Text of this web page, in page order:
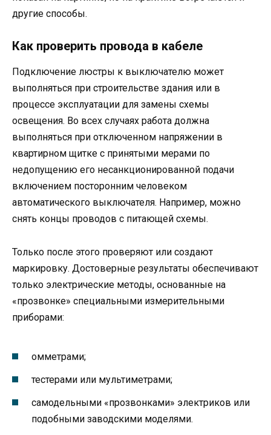
другие способы.
Как проверить провода в кабеле
Подключение люстры к выключателю может
выполняться при строительстве здания или в
процессе эксплуатации для замены схемы
освещения. Во всех случаях работа должна
выполняться при отключенном напряжении в
квартирном щитке с принятыми мерами по
недопущению его несанкционированной подачи
включением посторонним человеком
автоматического выключателя. Например, можно
снять концы проводов с питающей схемы.
Только после этого проверяют или создают
маркировку. Достоверные результаты обеспечивают
только электрические методы, основанные на
«прозвонке» специальными измерительными
приборами:
омметрами;
тестерами или мультиметрами;
самодельными «прозвонками» электриков или
подобными заводскими моделями.